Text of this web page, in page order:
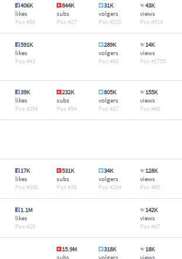
406K
likes
56
844K
subs
27
31K
volgers
210
43K
views
514
591K
likes
43
289K
volgers
66
14K
views
1755
39K
likes
294
232K
subs
54
805K
volgers
27
155K
views
48
17K
likes
386
531K
subs
38
34K
volgers
204
128K
views
85
1.1M
likes
29
142K
views
67
15.9M
subs
318K
volgers
18K
views